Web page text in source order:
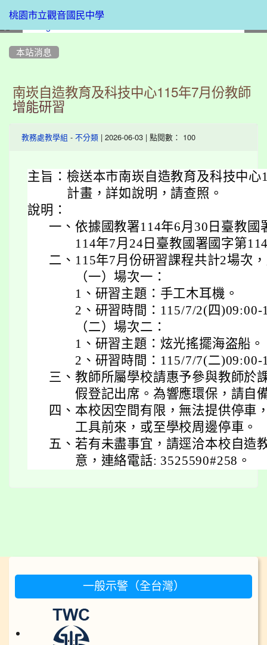
桃園市立觀音國民中學
本站消息
南崁自造教育及科技中心115年7月份教師
增能研習
教務處教學組 - 不分類 | 2026-06-03 | 點閱數： 100
主旨： 檢送本市南崁自造教育及科技中
計畫，詳如說明，請查照。
說明：
一、 依據國教署114年6月30日臺教國
114年7月24日臺教國署國字第
二、 115年7月份研習課程共計2場次
（一）場次一：
1、研習主題：手工木耳機。
2、研習時間：115/7/2(四)09:00-
（二）場次二：
1、研習主題：炫光搖擺海盗船。
2、研習時間：115/7/7(二)09:00-
三、 教師所屬學校請惠予參與教師於
假登記出席。為響應環保，請自
四、 本校因空間有限，無法提供停車
工具前來，或至學校周邊停車。
五、 若有未盡事宜，請逕洽本校自造
意，連絡電話: 3525590#258。
一般示警（全台灣）